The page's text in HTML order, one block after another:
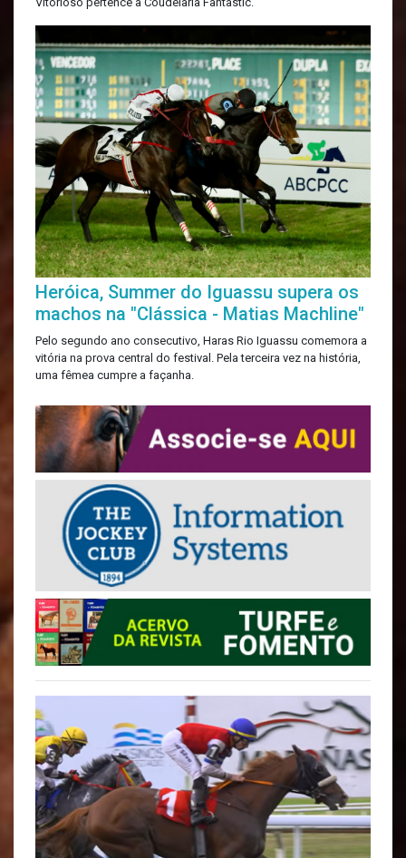
Heróica, Summer do Iguassu supera os
machos na "Clássica - Matias Machline"
Pelo segundo ano consecutivo, Haras Rio Iguassu comemora a
vitória na prova central do festival. Pela terceira vez na história,
uma fêmea cumpre a façanha.